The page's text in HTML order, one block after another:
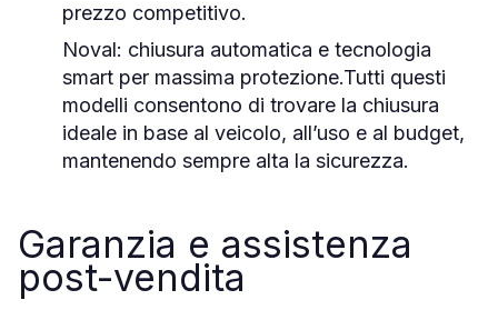
prezzo competitivo.
Noval: chiusura automatica e tecnologia
smart per massima protezione.Tutti questi
modelli consentono di trovare la chiusura
ideale in base al veicolo, all’uso e al budget,
mantenendo sempre alta la sicurezza.
Garanzia e assistenza
post-vendita